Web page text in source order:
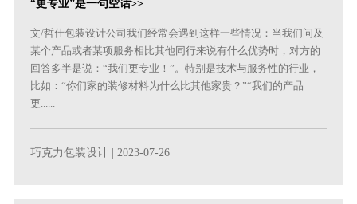
“更专业”是一句空话>>
文/哲仕包装设计公司我们经常会遇到这样一些情况：当我们问及
某个产品或者某项服务相比其他同行来说有什么优势时，对方的
回答多半是说：“我们更专业！”。特别是技术与服务性的行业，
比如：“你们家的装修材料为什么比其他家贵？”“我们的产品
更......
巧克力包装设计 | 2023-07-26